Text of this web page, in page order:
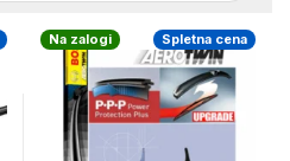
Na zalogi Spletna cena